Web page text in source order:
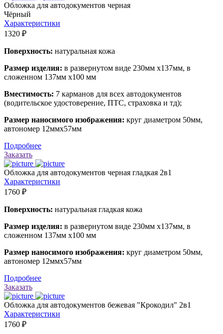
Обложка для автодокументов черная
Чёрный
Характеристики
1320 ₽
Поверхность: натуральная кожа
Размер изделия: в развернутом виде 230мм х137мм, в
сложенном 137мм х100 мм
Вместимость: 7 карманов для всех автодокументов
(водительское удостоверение, ПТС, страховка и тд);
Размер наносимого изображения: круг диаметром 50мм,
автономер 12ммх57мм
Подробнее
Заказать
Обложка для автодокументов черная гладкая 2в1
Характеристики
1760 ₽
Поверхность: натуральная гладкая кожа
Размер изделия: в развернутом виде 230мм х137мм, в
сложенном 137мм х100 мм
Размер наносимого изображения: круг диаметром 50мм,
автономер 12ммх57мм
Подробнее
Заказать
Обложка для автодокументов бежевая "Крокодил" 2в1
Характеристики
1760 ₽